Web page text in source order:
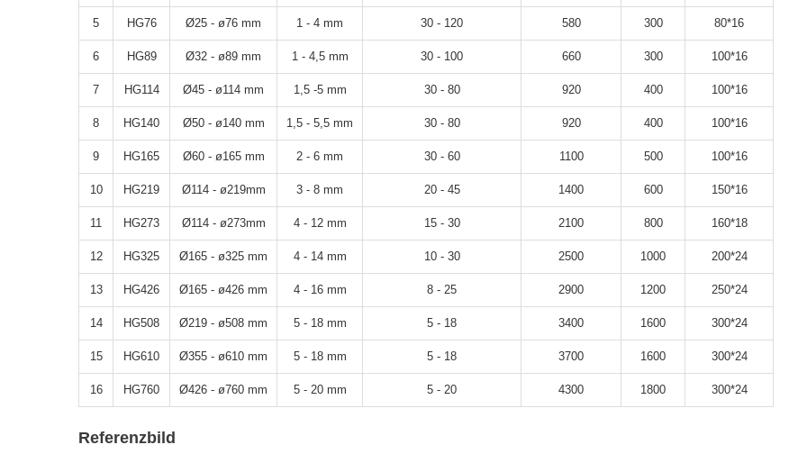
5 HG76 Ø25 - ø76 mm 1 - 4 mm 30 - 120 580 300 80*16
6 HG89 Ø32 - ø89 mm 1 - 4,5 mm 30 - 100 660 300 100*16
7 HG114 Ø45 - ø114 mm 1,5 -5 mm 30 - 80 920 400 100*16
8 HG140 Ø50 - ø140 mm 1,5 - 5,5 mm 30 - 80 920 400 100*16
9 HG165 Ø60 - ø165 mm 2 - 6 mm 30 - 60 1100 500 100*16
10 HG219 Ø114 - ø219mm 3 - 8 mm 20 - 45 1400 600 150*16
11 HG273 Ø114 - ø273mm 4 - 12 mm 15 - 30 2100 800 160*18
12 HG325 Ø165 - ø325 mm 4 - 14 mm 10 - 30 2500 1000 200*24
13 HG426 Ø165 - ø426 mm 4 - 16 mm 8 - 25 2900 1200 250*24
14 HG508 Ø219 - ø508 mm 5 - 18 mm 5 - 18 3400 1600 300*24
15 HG610 Ø355 - ø610 mm 5 - 18 mm 5 - 18 3700 1600 300*24
16 HG760 Ø426 - ø760 mm 5 - 20 mm 5 - 20 4300 1800 300*24
Referenzbild